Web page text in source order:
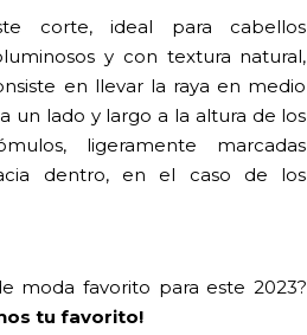
corte, ideal para cabellos
y con textura natural,
en llevar la raya en medio
un lado y largo a la altura de los
ligeramente marcadas
dentro, en el caso de los
moda favorito para este 2023?
tu favorito!